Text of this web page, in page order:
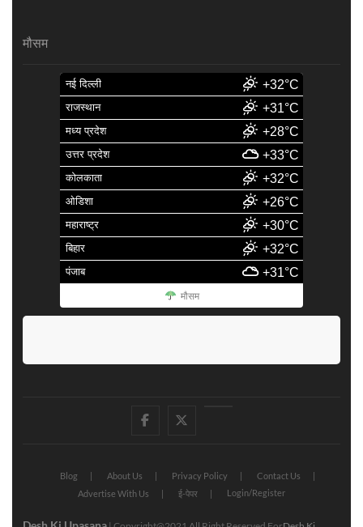
मौसम
नई दिल्ली +32°C
राजस्थान +31°C
मध्य प्रदेश +28°C
उत्तर प्रदेश +33°C
कोलकाता +32°C
ओडिशा +26°C
महाराष्ट्र +30°C
बिहार +32°C
पंजाब +31°C
मौसम
facebook
Blog About Us Privacy Policy
Contact Us
Advertise With Us
ई-पेपर Login/Register